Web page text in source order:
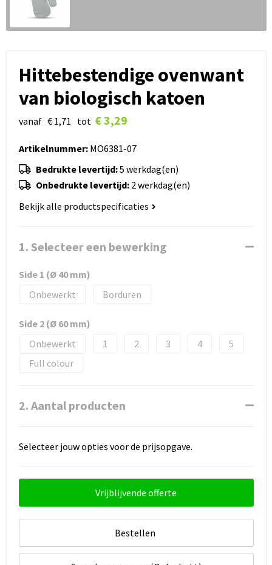
Hittebestendige ovenwant
van biologisch katoen
vanaf € 1,71 tot € 3,29
Artikelnummer:MO6381-07
Bedrukte levertijd:5 werkdag(en)
Onbedrukte levertijd: 2 werkdag(en)
Bekijk alle productspecificaties
1. Selecteer een bewerking
Side 1 (Ø 40 mm)
Onbewerkt
Borduren
Side 2 (Ø 60 mm)
Onbewerkt
1 2 3 4
5
Full colour
2. Aantal producten
Selecteer jouw opties voor de prijsopgave.
Vrijblijvende offerte
Bestellen